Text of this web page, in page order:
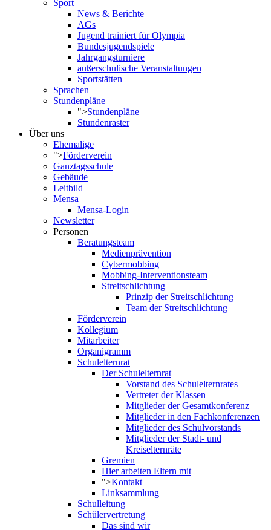
Sport
News & Berichte
AGs
Jugend trainiert für Olympia
Bundesjugendspiele
Jahrgangsturniere
außerschulische Veranstaltungen
Sportstätten
Sprachen
Stundenpläne
">Stundenpläne
Stundenraster
Über uns
Ehemalige
">Förderverein
Ganztagsschule
Gebäude
Leitbild
Mensa
Mensa-Login
Newsletter
Personen
Beratungsteam
Medienprävention
Cybermobbing
Mobbing-Interventionsteam
Streitschlichtung
Prinzip der Streitschlichtung
Team der Streitschlichtung
Förderverein
Kollegium
Mitarbeiter
Organigramm
Schulelternrat
Der Schulelternrat
Vorstand des Schulelternrates
Vertreter der Klassen
Mitglieder der Gesamtkonferenz
Mitglieder in den Fachkonferenzen
Mitglieder des Schulvorstands
Mitglieder der Stadt- und
Kreiselternräte
Gremien
Hier arbeiten Eltern mit
">Kontakt
Linksammlung
Schulleitung
Schülervertretung
Das sind wir